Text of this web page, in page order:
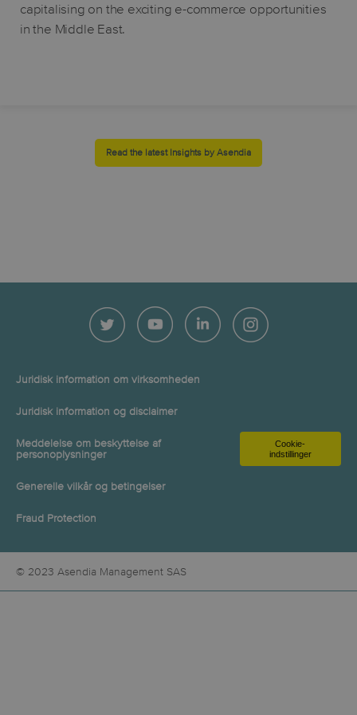
capitalising on the exciting e-commerce opportunities
in the Middle East.
Read the latest Insights by Asendia
© 2023 Asendia Management SAS
Juridisk information om virksomheden
Juridisk information og disclaimer
Meddelelse om beskyttelse af
personoplysninger
Generelle vilkår og betingelser
Fraud Protection
Cookie-
indstillinger